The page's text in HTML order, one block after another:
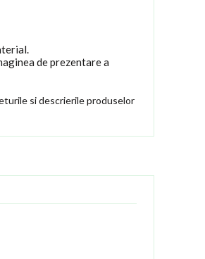
de prezentare a
si descrierile produselor